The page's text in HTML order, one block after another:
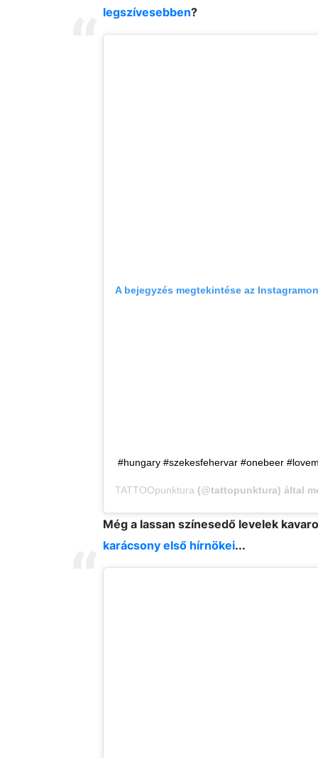
legszívesebben?
A bejegyzés megtekintése az Instagramon
#hungary #szekesfehervar #onebeer
TATTOOpunktura (@tattopunktura) által
Még a lassan színesedő levelek
karácsony első hírnökei...